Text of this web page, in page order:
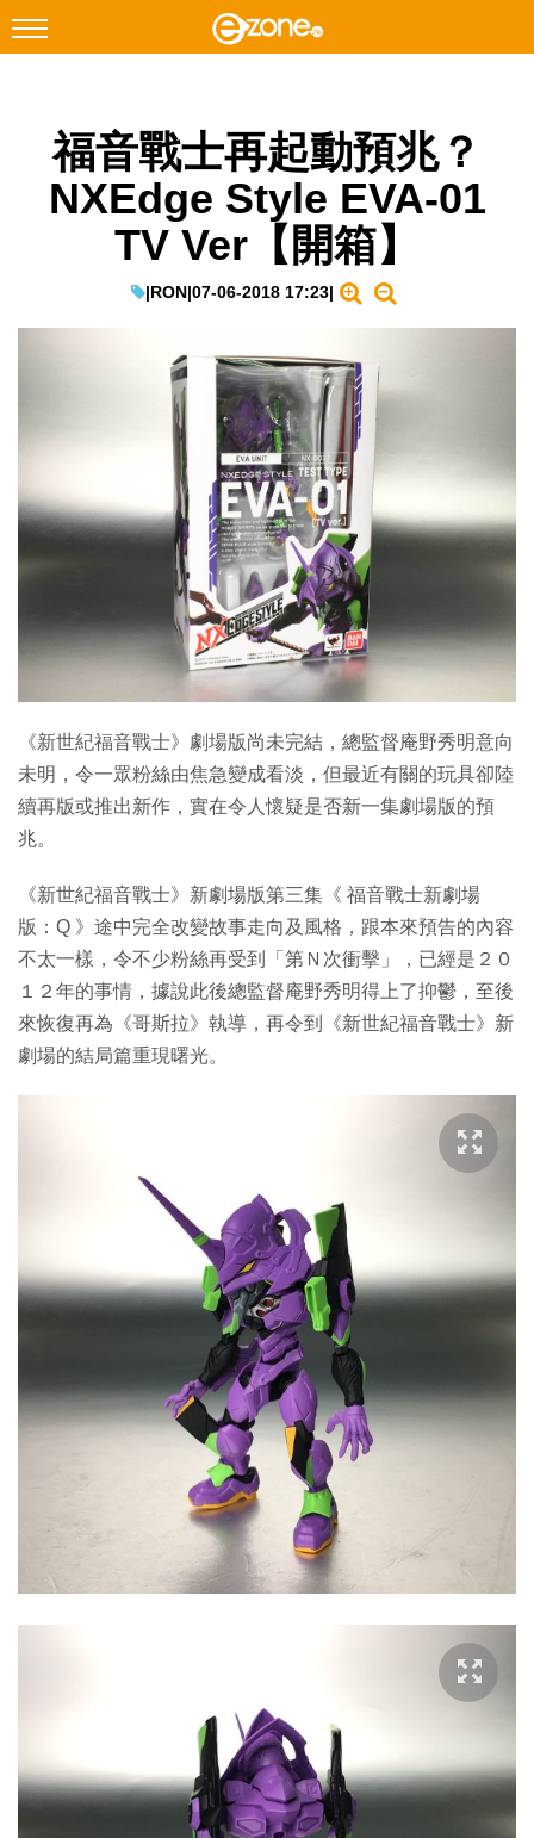
Facebook Instagram
科技焦點
教學評測
生成式AI與雲端應用
Enterprise Digital Transformation
特集
福音戰士再起動預兆？
NXEdge Style EVA-01
TV Ver【開箱】
|RON|07-06-2018 17:23|
《新世紀福音戰士》劇場版尚未完結，總監督庵野秀明意向
未明，令一眾粉絲由焦急變成看淡，但最近有關的玩具卻陸
續再版或推出新作，實在令人懷疑是否新一集劇場版的預
兆。
《新世紀福音戰士》新劇場版第三集《 福音戰士新劇場
版：Q 》途中完全改變故事走向及風格，跟本來預告的內容
不太一樣，令不少粉絲再受到「第Ｎ次衝擊」，已經是２０
１２年的事情，據說此後總監督庵野秀明得上了抑鬱，至後
來恢復再為《哥斯拉》執導，再令到《新世紀福音戰士》新
劇場的結局篇重現曙光。